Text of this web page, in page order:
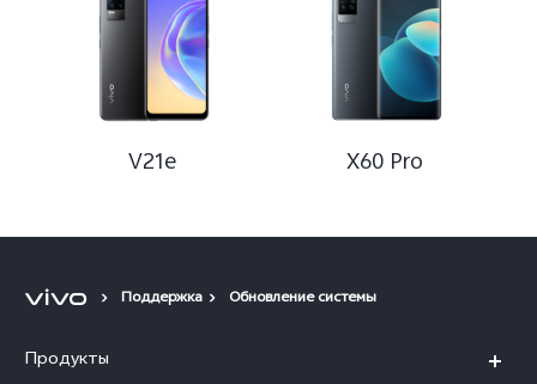
V21e X60 Pro
Поддержка Обновление системы
Продукты